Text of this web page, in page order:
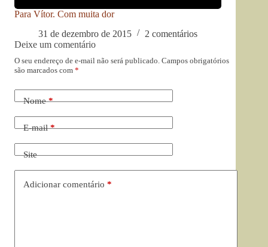
Para Vítor. Com muita dor
31 de dezembro de 2015
2 comentários
Deixe um comentário
O seu endereço de e-mail não será publicado. Campos obrigatórios
são marcados com *
Nome*
E-mail*
Site
Adicionar comentário *